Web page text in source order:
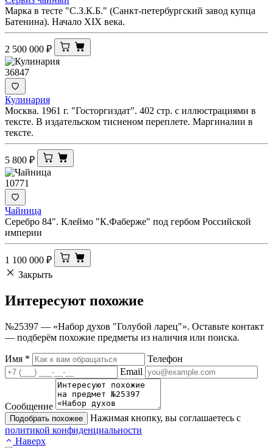
Марка в тесте "С.З.К.Б." (Санкт-петербургский завод купца
Батенина). Начало XIX века.
2 500 000 ₽
36847
Кулинария
Москва. 1961 г. "Госторгиздат". 402 стр. с иллюстрациями в
тексте. В издательском тисненом переплете. Маргиналии в
тексте.
5 800 ₽
10771
Чайница
Серебро 84". Клеймо "К.Фаберже" под гербом Российской
империи
1 100 000 ₽
Закрыть
Интересуют похожие
№25397 — «Набор духов "Голубой ларец"». Оставьте контакт
— подберём похожие предметы из наличия или поиска.
Имя *
Телефон
Email
Сообщение
Подобрать похожее
Нажимая кнопку, вы соглашаетесь с
политикой конфиденциальности
Наверх